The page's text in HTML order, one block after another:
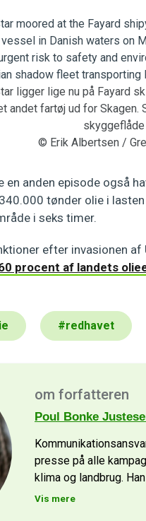
ligger lige nu på Fayard
andet fartøj ud for
skyggeflåde
© Erik Albertsen /
en anden episode også
tønder olie i
i seks timer.
efter invasionen af
procent af landets
#redhavet
om forfatteren
Poul Bonke
presse på alle
klima og landbrug.
Vis mere